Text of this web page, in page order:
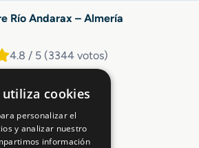
Río Andarax – Almería
4.8 / 5 (3344 votos)
cookies
personalizar el
y analizar nuestro
información